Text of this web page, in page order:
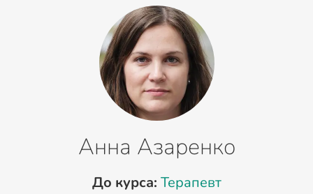
Анна Азаренко
До курса: Терапевт